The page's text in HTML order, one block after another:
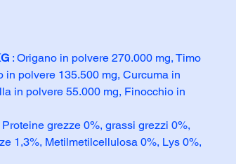
: Origano in polvere 270.000 mg, Timo
in polvere 135.500 mg, Curcuma in
in polvere 55.000 mg, Finocchio in
Proteine ​​grezze 0%, grassi grezzi 0%,
1,3%, Metilmetilcellulosa 0%, Lys 0%,